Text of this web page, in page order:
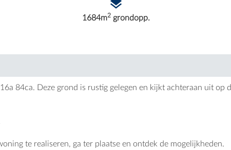
1684m2 grondopp.
84ca. Deze grond is rustig gelegen en kijkt achteraan uit op
te realiseren, ga ter plaatse en ontdek de mogelijkheden.